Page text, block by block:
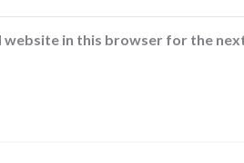
website in this browser for the